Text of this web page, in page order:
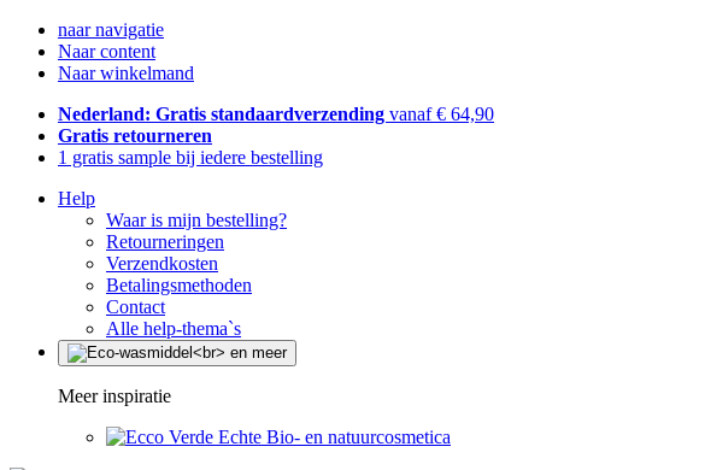
naar navigatie
Naar content
Naar winkelmand
Nederland: Gratis standaardverzending vanaf € 64,90
Gratis retourneren
1 gratis sample bij iedere bestelling
Help
Waar is mijn bestelling?
Retourneringen
Verzendkosten
Betalingsmethoden
Contact
Alle help-thema`s
Meer inspiratie
Echte Bio- en natuurcosmetica